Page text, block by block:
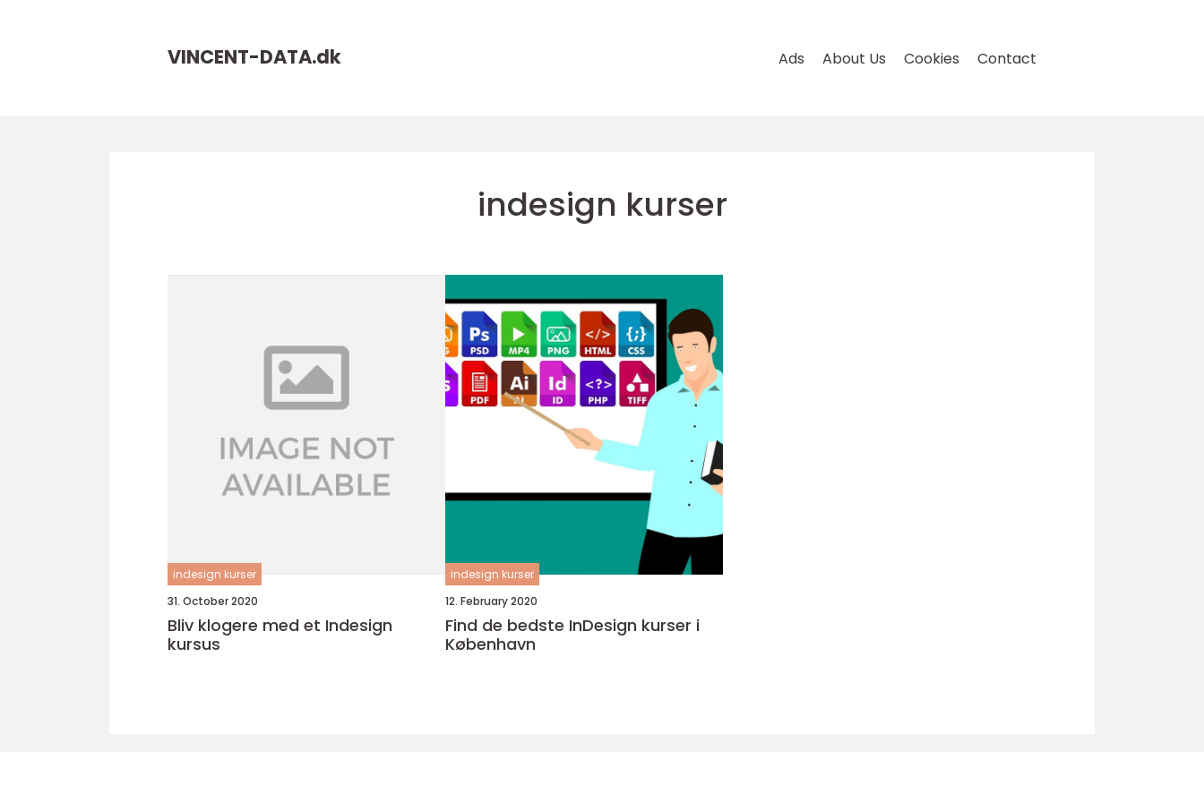
VINCENT-DATA.dk Ads About Us Cookies Contact
indesign kurser
indesign kurser
31. October 2020
Bliv klogere med et Indesign
kursus
indesign kurser
12. February 2020
Find de bedste InDesign kurser i
København